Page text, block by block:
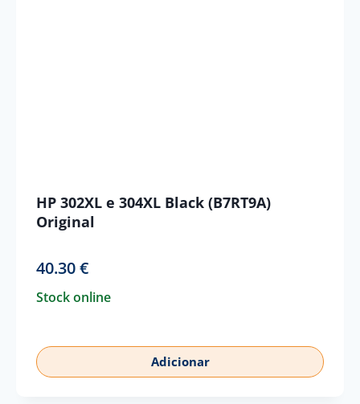
HP 302XL e 304XL Black (B7RT9A)
Original
40.30€
Stock online
Adicionar